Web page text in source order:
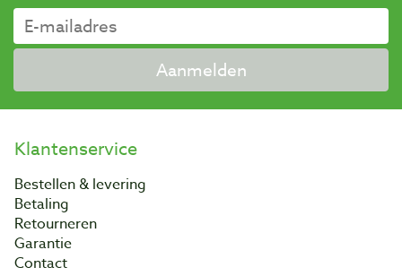
Aanmelden
Klantenservice
Bestellen & levering
Betaling
Retourneren
Garantie
Contact